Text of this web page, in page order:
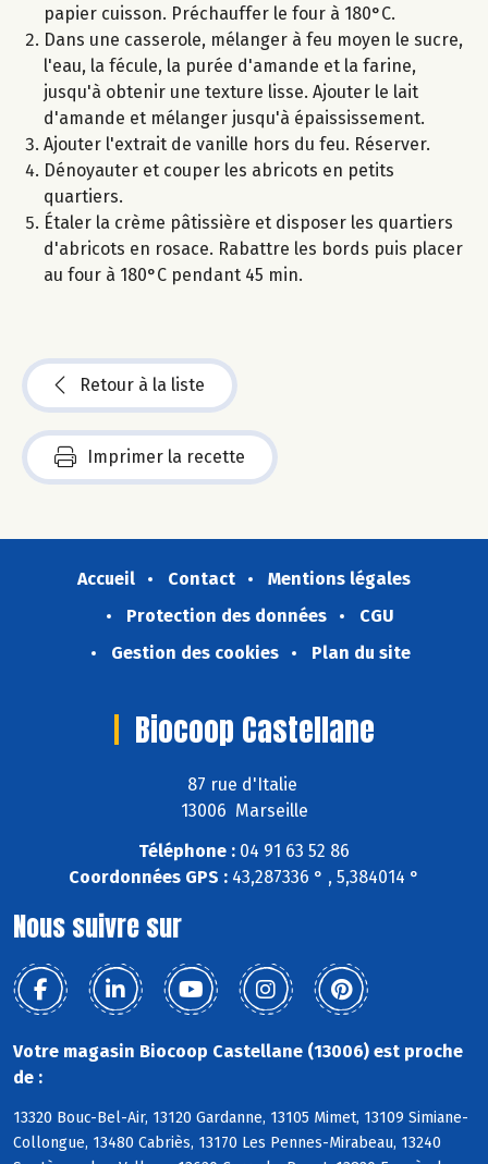
papier cuisson. Préchauffer le four à 180°C.
Dans une casserole, mélanger à feu moyen le sucre,
l'eau, la fécule, la purée d'amande et la farine,
jusqu'à obtenir une texture lisse. Ajouter le lait
d'amande et mélanger jusqu'à épaississement.
Ajouter l'extrait de vanille hors du feu. Réserver.
Dénoyauter et couper les abricots en petits
quartiers.
Étaler la crème pâtissière et disposer les quartiers
d'abricots en rosace. Rabattre les bords puis placer
au four à 180°C pendant 45 min.
Retour à la liste
Imprimer la recette
Accueil Contact
Mentions légales
Protection des données
CGU
Gestion des cookies
Plan du site
Biocoop Castellane
87 rue d'Italie
13006 Marseille
Téléphone : 04 91 63 52 86
Coordonnées GPS : 43,287336 ° , 5,384014 °
Nous suivre sur
Votre magasin Biocoop Castellane (13006) est proche
de :
13320 Bouc-Bel-Air, 13120 Gardanne, 13105 Mimet, 13109 Simiane-
Collongue, 13480 Cabriès, 13170 Les Pennes-Mirabeau, 13240